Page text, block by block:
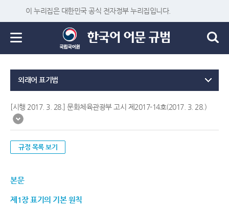
이 누리집은 대한민국 공식 전자정부 누리집입니다.
외래어 표기법
[시행 2017. 3. 28.] 문화체육관광부 고시 제2017-14호(2017. 3. 28.)
규정 목록 보기
본문
제1장 표기의 기본 원칙